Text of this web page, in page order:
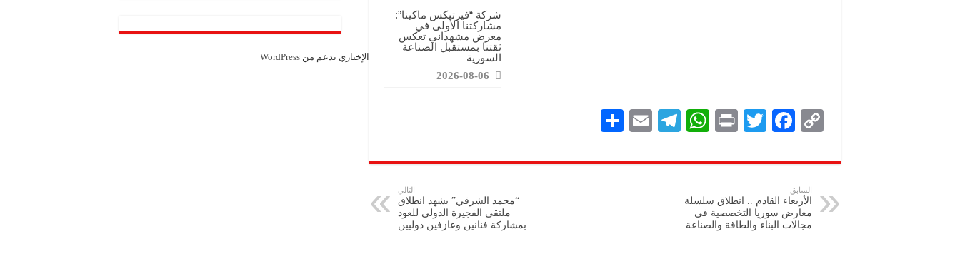
شركة “فيرتيكس ماكينا”:
مشاركتنا الأولى في
معرض مشهداني تعكس
ثقتنا بمستقبل الصناعة
السورية
2026-08-06
C
p
y
Li
n
F
eb
oo
k
T
tt
er
P
nt
W
at
A
Te
gr
E
ai
ar
السابق
الأربعاء القادم .. انطلاق سلسلة
معارض سوريا التخصصية في
مجالات ‏البناء والطاقة والصناعة ‏
التالي
“محمد الشرقي” يشهد انطلاق
ملتقى الفجيرة الدولي للعود
بمشاركة فنانين وعازفين دوليين
الإخباري بدعم من WordPress